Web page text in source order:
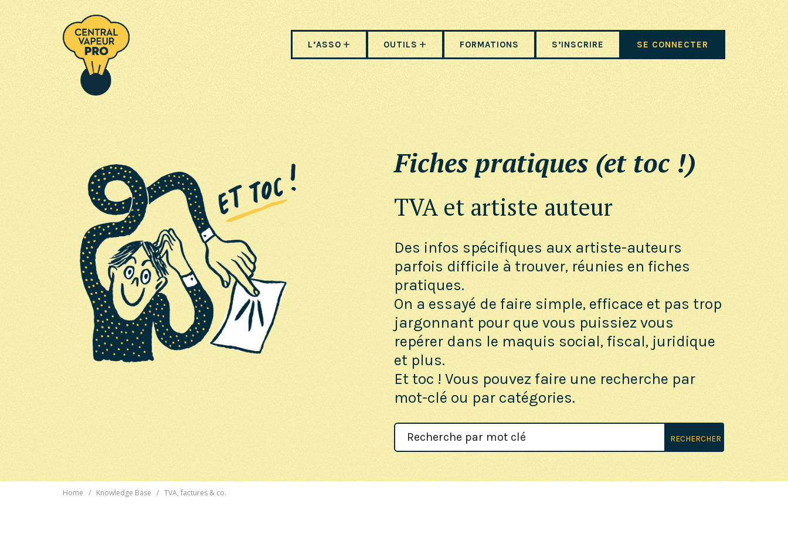
L’ASSO OUTILS FORMATIONS S’INSCRIRE SE CONNECTER
Fiches pratiques (et toc !)
TVA et artiste auteur
Des infos spécifiques aux artiste-auteurs
parfois difficile à trouver, réunies en fiches
pratiques.
On a essayé de faire simple, efficace et pas trop
jargonnant pour que vous puissiez vous
repérer dans le maquis social, fiscal, juridique
et plus.
Et toc ! Vous pouvez faire une recherche par
mot-clé ou par catégories.
For
RECHERCHER
Home Knowledge Base TVA, factures & co.